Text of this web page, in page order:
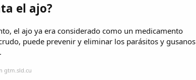
el ajo?
el ajo ya era considerado como un medicamento
puede prevenir y eliminar los parásitos y gusanos
gtm.sld.cu